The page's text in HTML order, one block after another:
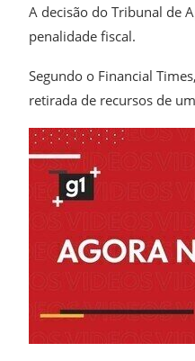
A decisão do Tribunal de
penalidade fiscal.
Segundo o Financial
retirada de recursos de